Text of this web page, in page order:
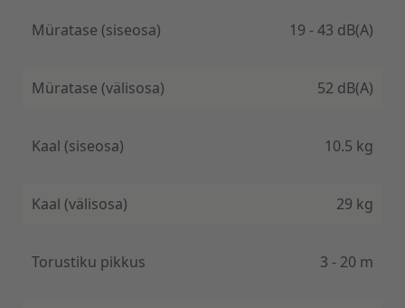
Cooper&Hunter Supreme Continental seeria
soojuspump on väga vaikne ja ei häiri teie
19dB), mis muudab selle ideaalseks kasutamiseks nii
magamistoas kui ka elutoas.
Müratase (siseosa) 19 - 43 dB(A)
Müratase (välisosa) 52 dB(A)
Kaal (siseosa) 10.5 kg
Kaal (välisosa) 29 kg
Torustiku pikkus 3 - 20 m